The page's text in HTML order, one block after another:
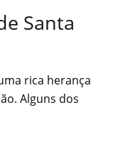
Santa
rica herança
Alguns dos